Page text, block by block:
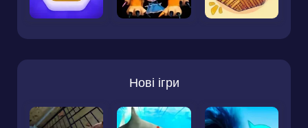
Нові ігри